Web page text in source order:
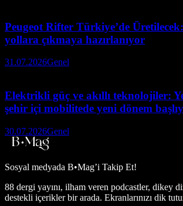
Peugeot Rifter Türkiye’de
yollara çıkmaya hazırlanıyor
31.07.2026Genel
Elektrikli güç ve akıllı teknolojiler:
şehir içi mobilitede yeni dönem
30.07.2026Genel
Sosyal medyada B•Mag’i Takip Et!
88 dergi yayını, ilham veren podcastler, dikey
destekli içerikler bir arada. Ekranlarınızı dik